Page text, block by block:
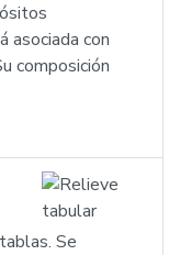
asociada con
composición
Se